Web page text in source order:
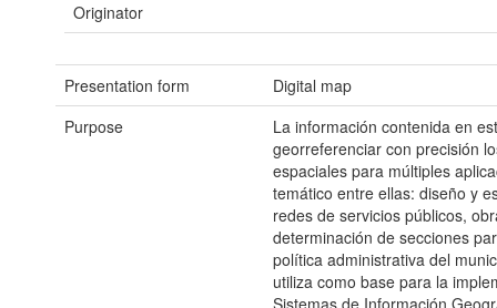
Originator
Presentation form
Digital map
Purpose
La información contenida en
georreferenciar con precisión
espaciales para múltiples
temático entre ellas: diseño y
redes de servicios públicos,
determinación de secciones
política administrativa del
utiliza como base para la
Sistemas de Información